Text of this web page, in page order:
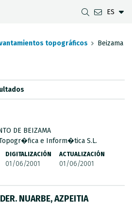
ES
topográficos Beizama
DE BEIZAMA
Topogr�fica e Inform�tica S.L.
DIGITALIZACIÓN
01/06/2001
ACTUALIZACIÓN
01/06/2001
NUARBE, AZPEITIA
TOPOGRÁFICOS